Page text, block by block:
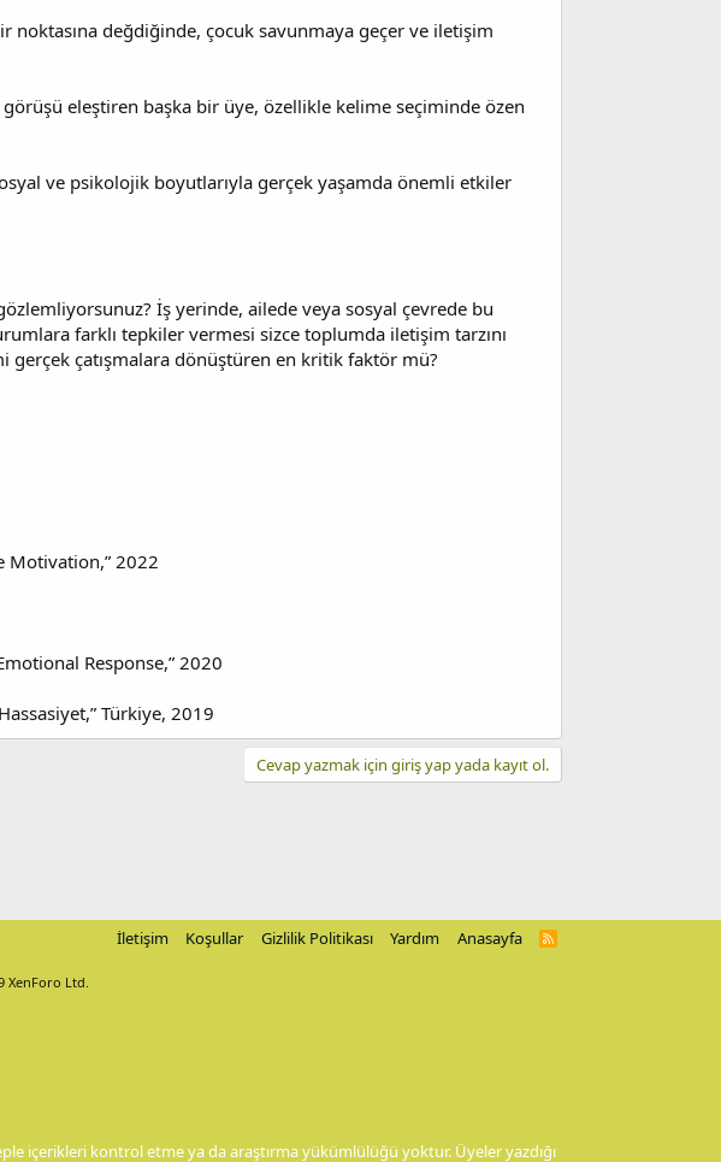
değdiğinde, çocuk savunmaya geçer ve iletişim
eleştiren başka bir üye, özellikle kelime seçiminde özen
ve psikolojik boyutlarıyla gerçek yaşamda önemli etkiler
İş yerinde, ailede veya sosyal çevrede bu
farklı tepkiler vermesi sizce toplumda iletişim tarzını
gerçek çatışmalara dönüştüren en kritik faktör mü?
Motivation,” 2022
Response,” 2020
Türkiye, 2019
Cevap yazmak için giriş yap yada kayıt ol.
İletişim Koşullar Gizlilik Politikası Yardım Anasayfa
R
XenForo Ltd.
içerikleri kontrol etme ya da araştırma yükümlülüğü yoktur. Üyeler yazdığı